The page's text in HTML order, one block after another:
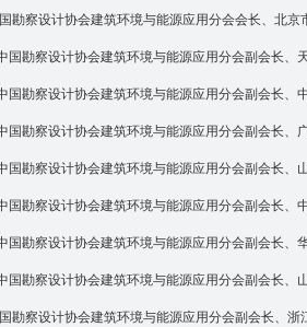
勘察设计协会建筑环境与能源应用分会会长、北
国勘察设计协会建筑环境与能源应用分会副会长、
国勘察设计协会建筑环境与能源应用分会副会长、
国勘察设计协会建筑环境与能源应用分会副会长、
国勘察设计协会建筑环境与能源应用分会副会长、
国勘察设计协会建筑环境与能源应用分会副会长、
国勘察设计协会建筑环境与能源应用分会副会长、
国勘察设计协会建筑环境与能源应用分会副会长、
勘察设计协会建筑环境与能源应用分会副会长、